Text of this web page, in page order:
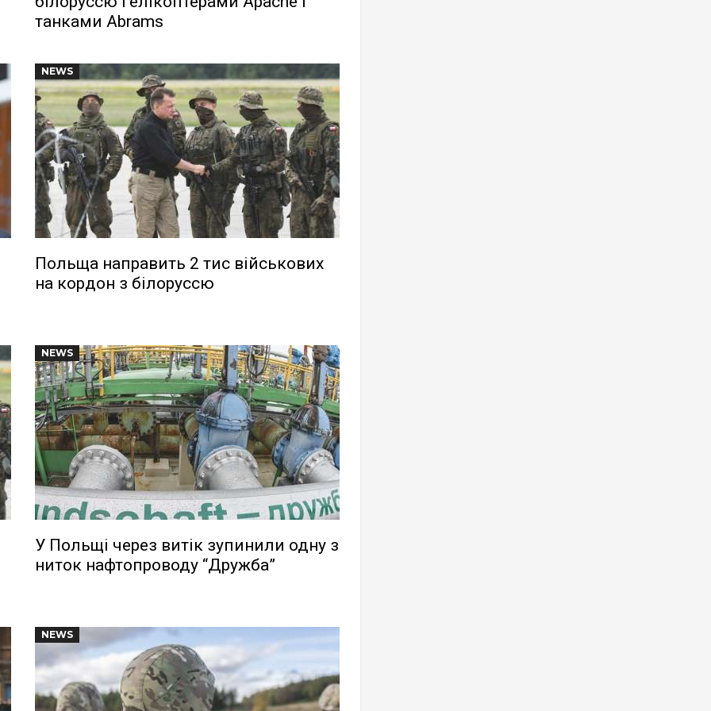
танками Abrams
NEWS
Польща направить 2 тис військових
на кордон з білоруссю
NEWS
У Польщі через витік зупинили одну з
ниток нафтопроводу “Дружба”
NEWS